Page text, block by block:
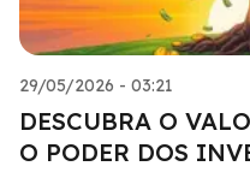
29/05/2026 - 03:21
DESCUBRA O
O PODER DOS